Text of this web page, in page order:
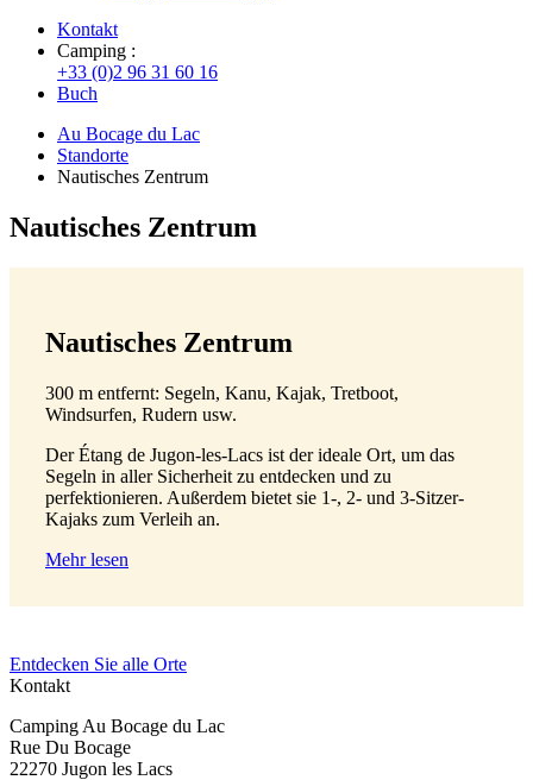
Kontakt
Camping :
+33 (0)2 96 31 60 16
Buch
Au Bocage du Lac
Standorte
Nautisches Zentrum
Nautisches Zentrum
Nautisches Zentrum
300 m entfernt: Segeln, Kanu, Kajak, Tretboot,
Windsurfen, Rudern usw.
Der Étang de Jugon-les-Lacs ist der ideale Ort, um das
Segeln in aller Sicherheit zu entdecken und zu
perfektionieren. Außerdem bietet sie 1-, 2- und 3-Sitzer-
Kajaks zum Verleih an.
Mehr lesen
Entdecken Sie alle Orte
Kontakt
Camping Au Bocage du Lac
Rue Du Bocage
22270 Jugon les Lacs